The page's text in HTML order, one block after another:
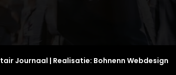
Journaal | Realisatie: Bohnenn Webdesign